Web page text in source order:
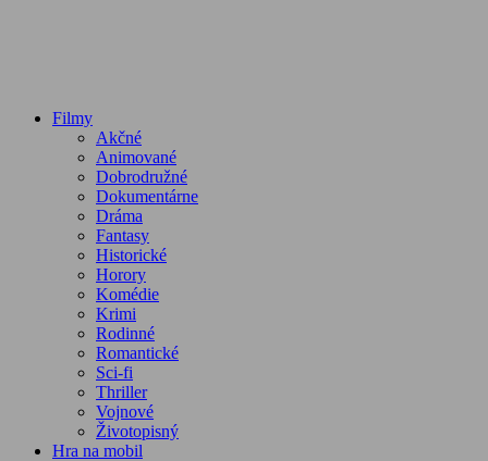
Filmy
Akčné
Animované
Dobrodružné
Dokumentárne
Dráma
Fantasy
Historické
Horory
Komédie
Krimi
Rodinné
Romantické
Sci-fi
Thriller
Vojnové
Životopisný
Hra na mobil